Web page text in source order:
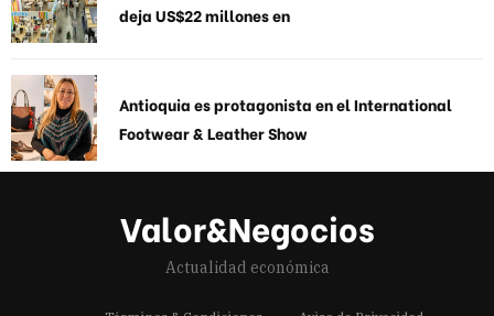
deja US$22 millones en
Antioquia es protagonista en el International
Footwear & Leather Show
Valor&Negocios
Actualidad económica